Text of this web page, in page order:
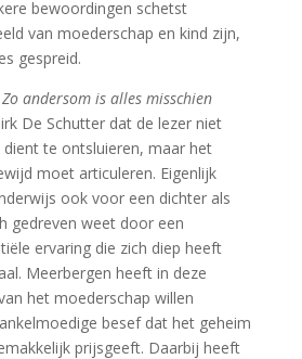
bewoordingen schetst
van moederschap en kind zijn,
gespreid.
Zo andersom is alles misschien
De Schutter dat de lezer niet
te ontsluieren, maar het
moet articuleren. Eigenlijk
ook voor een dichter als
gedreven weet door een
ervaring die zich diep heeft
Meerbergen heeft in deze
het moederschap willen
besef dat het geheim
prijsgeeft. Daarbij heeft